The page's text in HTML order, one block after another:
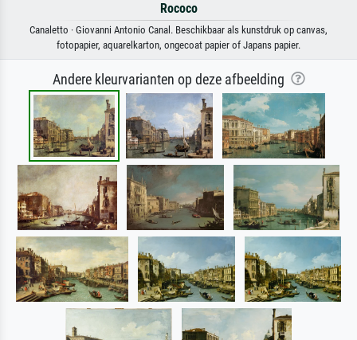
Rococo
Canaletto · Giovanni Antonio Canal. Beschikbaar als kunstdruk op canvas,
fotopapier, aquarelkarton, ongecoat papier of Japans papier.
Andere kleurvarianten op deze afbeelding